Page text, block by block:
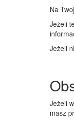
Na
Jeżeli
Jeżeli
Jeżeli
masz